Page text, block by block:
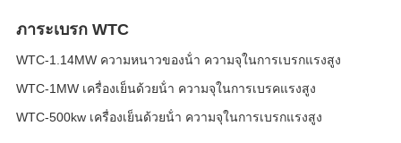
ภาระเบรก WTC
WTC-1.14MW ความหนาวของน้ํา ความจุในการเบรกแรงสูง
WTC-1MW เครื่องเย็นด้วยน้ํา ความจุในการเบรคแรงสูง
WTC-500kw เครื่องเย็นด้วยน้ํา ความจุในการเบรกแรงสูง